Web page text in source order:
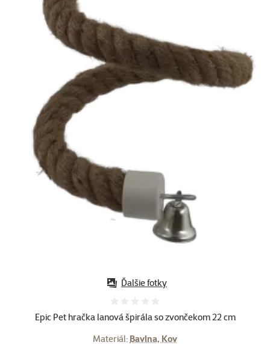
Epic Pet hračka lanová špirála so zvončekom 22 cm
Materiál: Bavlna, Kov
Ďalšie fotky